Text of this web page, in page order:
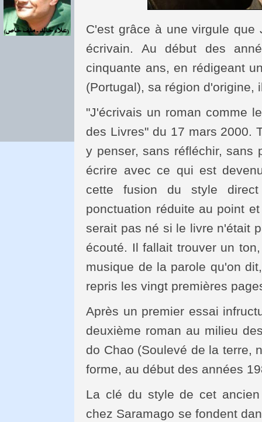
C'est grâce à une virgule que
écrivain. Au début des
cinquante ans, en rédigeant
(Portugal), sa région d'origine,
"J'écrivais un roman comme
des Livres" du 17 mars 2000.
y penser, sans réfléchir, sans
écrire avec ce qui est
cette fusion du style
ponctuation réduite au point
serait pas né si le livre n'était
écouté. Il fallait trouver un
musique de la parole qu'on
repris les vingt premières
Après un premier essai
deuxième roman au milieu
do Chao (Soulevé de la terre,
forme, au début des années
La clé du style de cet
chez Saramago se fondent